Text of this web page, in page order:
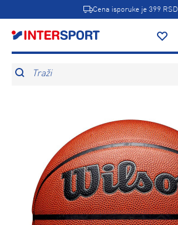
Cena isporuke je 399 RSD
Traži